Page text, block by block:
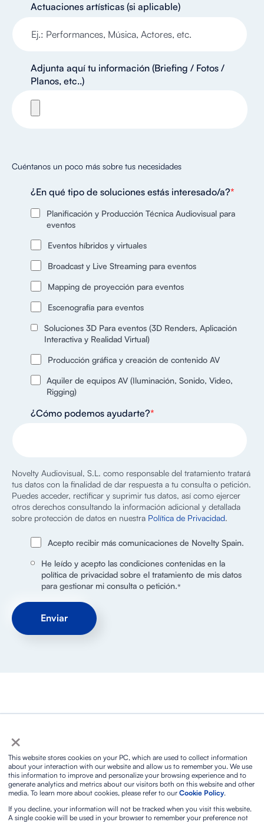
×
This website stores cookies on your PC, which are used to collect information
about your interaction with our website and allow us to remember you. We use
this information to improve and personalize your browsing experience and to
generate analytics and metrics about our visitors both on this website and other
media. To learn more about cookies, please refer to our Cookie Policy.
If you decline, your information will not be tracked when you visit this website.
A single cookie will be used in your browser to remember your preference not
Actuaciones artísticas (si aplicable)
Adjunta aquí tu información (Briefing / Fotos /
Planos, etc..)
Cuéntanos un poco más sobre tus necesidades
¿En qué tipo de soluciones estás interesado/a?*
Planificación y Producción Técnica Audiovisual para
eventos
Eventos híbridos y virtuales
Broadcast y Live Streaming para eventos
Mapping de proyección para eventos
Escenografía para eventos
Soluciones 3D Para eventos (3D Renders, Aplicación
Interactiva y Realidad Virtual)
Producción gráfica y creación de contenido AV
Aquiler de equipos AV (Iluminación, Sonido, Video,
Rigging)
¿Cómo podemos ayudarte?*
Novelty Audiovisual, S.L. como responsable del tratamiento tratará
tus datos con la finalidad de dar respuesta a tu consulta o petición.
Puedes acceder, rectificar y suprimir tus datos, así como ejercer
otros derechos consultando la información adicional y detallada
sobre protección de datos en nuestra Política de Privacidad.
Acepto recibir más comunicaciones de Novelty Spain.
He leído y acepto las condiciones contenidas en la
política de privacidad sobre el tratamiento de mis datos
para gestionar mi consulta o petición.*
Política de Cookies
Aviso legal y condiciones de uso
Biosphere Sustainable Lifestyle
Política integrada ISO
Protocolo de prevención y actuación frente al acoso
sexual
Contacto